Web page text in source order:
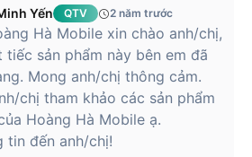
Yến QTV 2 năm trước
Hà Mobile xin chào anh/chị,
tiếc sản phẩm này bên em đã
Mong anh/chị thông cảm.
chị tham khảo các sản phẩm
Hoàng Hà Mobile ạ.
tin đến anh/chị!